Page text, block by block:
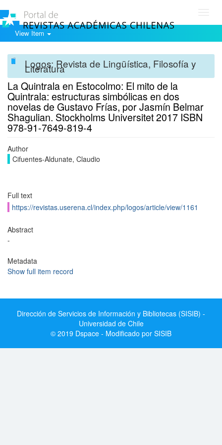
View Item
Logos: Revista de Lingüística, Filosofía y
Literatura
La Quintrala en Estocolmo: El mito de la
Quintrala: estructuras simbólicas en dos
novelas de Gustavo Frías, por Jasmín Belmar
Shagulian. Stockholms Universitet 2017 ISBN
978-91-7649-819-4
Author
Cifuentes-Aldunate, Claudio
Full text
https://revistas.userena.cl/index.php/logos/article/view/1161
Abstract
-
Metadata
Show full item record
Dirección de Servicios de Información y Bibliotecas (SISIB) -
Universidad de Chile
© 2019 Dspace - Modificado por SISIB